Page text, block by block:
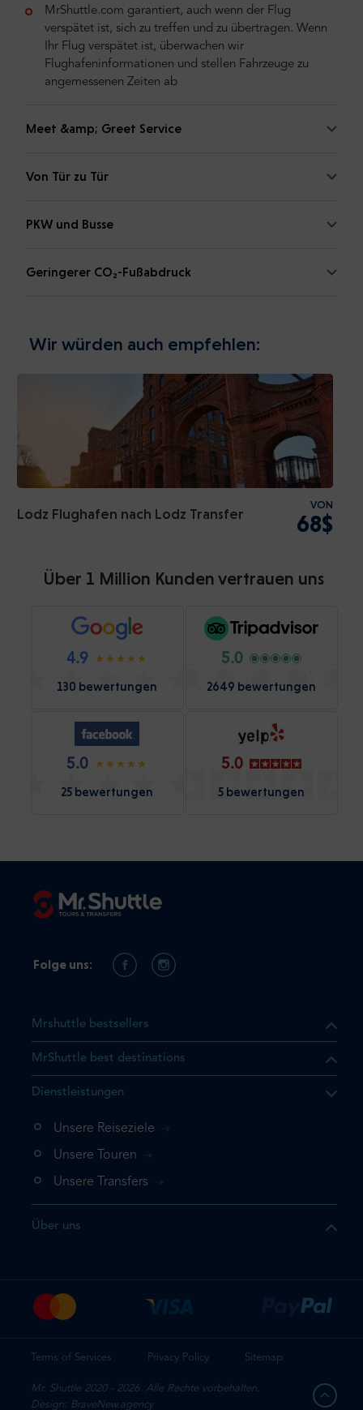
MrShuttle.com garantiert, auch wenn der Flug
verspätet ist, sich zu treffen und zu übertragen. Wenn
Ihr Flug verspätet ist, überwachen wir
Flughafeninformationen und stellen Fahrzeuge zu
angemessenen Zeiten ab
Meet &amp; Greet Service
Von Tür zu Tür
PKW und Busse
Geringerer CO₂-Fußabdruck
Wir würden auch empfehlen:
Lodz Flughafen nach Lodz Transfer
VON
68$
Über 1 Million Kunden vertrauen uns
4.9
130 bewertungen
5.0
2649 bewertungen
5.0
25 bewertungen
5.0
5 bewertungen
dass sich das Produkt, das
Warenkorb befindet.
einmal hinzufügen
ein weiteres Mal
Mrshuttle bestsellers
MrShuttle best destinations
Dienstleistungen
Unsere Reiseziele
Unsere Touren
Unsere Transfers
Über uns
Folge uns:
Terms of Services Privacy Policy Sitemap
Mr. Shuttle 2020 - 2026. Alle Rechte vorbehalten.
Design: BraveNew.agency